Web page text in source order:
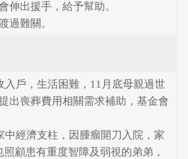
伸出援手，給予幫助。
過難關。
入戶，生活困難，11月底母親過世
出喪葬費用相關需求補助，基金會
中經濟支柱，因腫瘤開刀入院，家
顧患有重度智障及弱視的弟弟，